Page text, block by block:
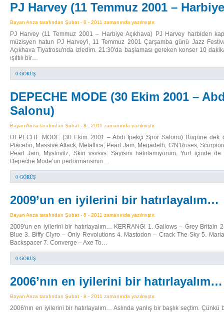
PJ Harvey (11 Temmuz 2001 –
Bayan Arıza tarafından Şubat - 8 - 2011 zamanında yazılmıştır.
PJ Harvey (11 Temmuz 2001 – Harbiye Açıkhava) PJ Harvey harbiden
müzisyen hatun PJ Harvey'i, 11 Temmuz 2001 Çarşamba günü Jazz
Açıkhava Tiyatrosu'nda izledim. 21:30'da başlaması gereken konser 10
ışıltılı bir…
0 GÖRÜŞ
DEPECHE MODE (30 Ekim 2001 –
Salonu)
Bayan Arıza tarafından Şubat - 8 - 2011 zamanında yazılmıştır.
DEPECHE MODE (30 Ekim 2001 – Abdi İpekçi Spor Salonu) Bugüne dek
Placebo, Massive Attack, Metallica, Pearl Jam, Megadeth, G'N'Roses,
Pearl Jam, Myslovitz, Skin vsvsvs. Sayısını hatırlamıyorum. Yurt içinde
Depeche Mode’un performansının…
0 GÖRÜŞ
2009’un en iyilerini bir hatırlayalım…
Bayan Arıza tarafından Şubat - 8 - 2011 zamanında yazılmıştır.
2009'un en iyilerini bir hatırlayalım… KERRANG! 1. Gallows – Grey Britain
Blue 3. Biffy Clyro – Only Revolutions 4. Mastodon – Crack The Sky 5.
Backspacer 7. Converge – Axe To…
0 GÖRÜŞ
2006’nın en iyilerini bir hatırlayalım…
Bayan Arıza tarafından Şubat - 8 - 2011 zamanında yazılmıştır.
2006'nın en iyilerini bir hatırlayalım… Aslında yanlış bir başlık seçtim. Çünkü